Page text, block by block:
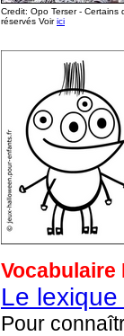
Credit: Opo Terser - Certains
réservés Voirici
Vocabulaire
Le
Pour